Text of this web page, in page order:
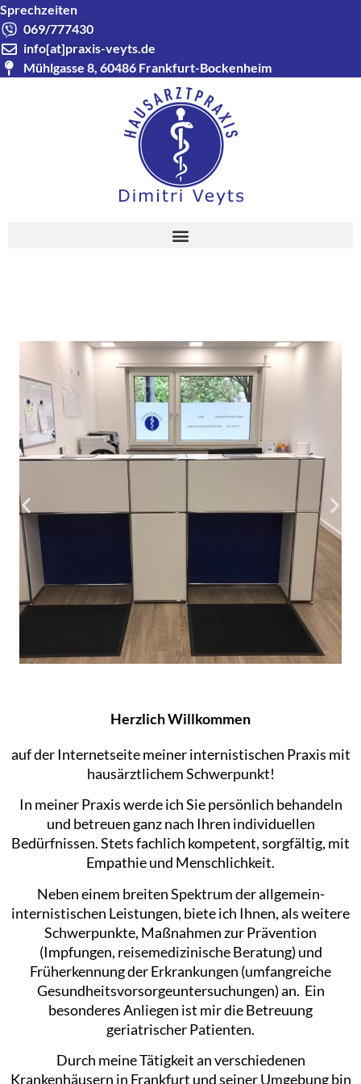
Sprechzeiten
069/777430
info[at]praxis-veyts.de
Mühlgasse 8, 60486 Frankfurt-Bockenheim
Herzlich Willkommen
auf der Internetseite meiner internistischen Praxis mit
hausärztlichem Schwerpunkt!
In meiner Praxis werde ich Sie persönlich behandeln
und betreuen ganz nach Ihren individuellen
Bedürfnissen. Stets fachlich kompetent, sorgfältig, mit
Empathie und Menschlichkeit.
Neben einem breiten Spektrum der allgemein-
internistischen Leistungen, biete ich Ihnen, als weitere
Schwerpunkte, Maßnahmen zur Prävention
(Impfungen, reisemedizinische Beratung) und
Früherkennung der Erkrankungen (umfangreiche
Gesundheitsvorsorgeuntersuchungen) an. Ein
besonderes Anliegen ist mir die Betreuung
geriatrischer Patienten.
Durch meine Tätigkeit an verschiedenen
Krankenhäusern in Frankfurt und seiner Umgebung bin